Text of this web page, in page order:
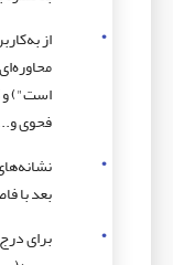
از
است") و
فحوی
بعد با
برای